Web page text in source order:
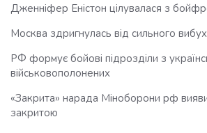
Дженніфер Еністон цілувалася з
Москва здригнулась від сильного
РФ формує бойові підрозділи з
військовополонених
«Закрита» нарада Міноборони рф
закритою